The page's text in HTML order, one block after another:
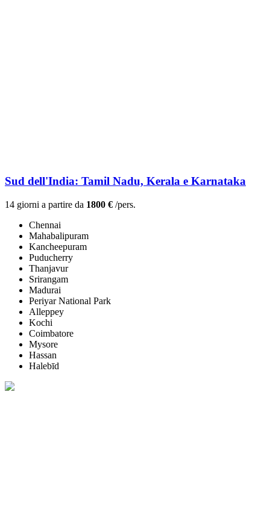
Sud dell'India: Tamil Nadu, Kerala e Karnataka
14 giorni a partire da 1800 € /pers.
Chennai
Mahabalipuram
Kancheepuram
Puducherry
Thanjavur
Srirangam
Madurai
Periyar National Park
Alleppey
Kochi
Coimbatore
Mysore
Hassan
Halebīd